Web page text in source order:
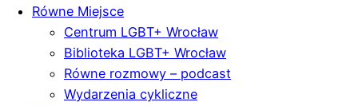
Równe Miejsce
Centrum LGBT+ Wrocław
Biblioteka LGBT+ Wrocław
Równe rozmowy – podcast
Wydarzenia cykliczne